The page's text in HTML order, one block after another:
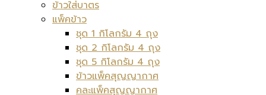
ข้าวใส่บาตร
แพ็คข้าว
ชุด 1 กิโลกรัม 4 ถุง
ชุด 2 กิโลกรัม 4 ถุง
ชุด 5 กิโลกรัม 4 ถุง
ข้าวแพ็คสุญญากาศ
คละแพ็คสุญญากาศ